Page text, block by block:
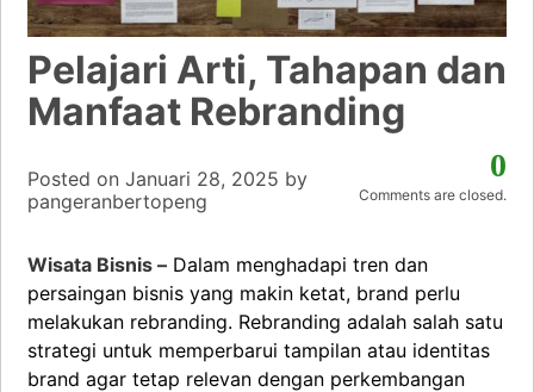
Pelajari Arti, Tahapan dan
Manfaat Rebranding
0
Comments are closed.
Posted on Januari 28, 2025 by
pangeranbertopeng
Wisata Bisnis – Dalam menghadapi tren dan
persaingan bisnis yang makin ketat, brand perlu
melakukan rebranding. Rebranding adalah salah satu
strategi untuk memperbarui tampilan atau identitas
brand agar tetap relevan dengan perkembangan